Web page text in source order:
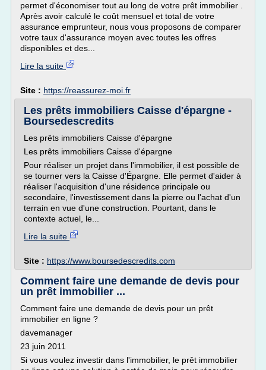
permet d'économiser tout au long de votre prêt immobilier .
Après avoir calculé le coût mensuel et total de votre
assurance emprunteur, nous vous proposons de comparer
votre taux d'assurance moyen avec toutes les offres
disponibles et des...
Lire la suite
Site : https://reassurez-moi.fr
Les prêts immobiliers Caisse d'épargne -
Boursedescredits
Les prêts immobiliers Caisse d'épargne
Les prêts immobiliers Caisse d'épargne
Pour réaliser un projet dans l'immobilier, il est possible de
se tourner vers la Caisse d'Épargne. Elle permet d'aider à
réaliser l'acquisition d'une résidence principale ou
secondaire, l'investissement dans la pierre ou l'achat d'un
terrain en vue d'une construction. Pourtant, dans le
contexte actuel, le...
Lire la suite
Site : https://www.boursedescredits.com
Comment faire une demande de devis pour
un prêt immobilier ...
Comment faire une demande de devis pour un prêt
immobilier en ligne ?
davemanager
23 juin 2011
Si vous voulez investir dans l'immobilier, le prêt immobilier